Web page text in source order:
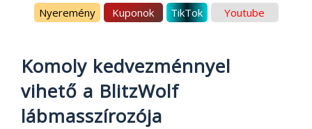
Nyeremény Kuponok TikTok Youtube
Komoly kedvezménnyel
vihető a BlitzWolf
lábmasszírozója